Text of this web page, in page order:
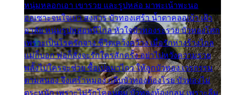
หนุ่มหลอกเอา เขารวย และรูปหล่อ มาพะเน้าพะนอ
ออเซาะจนใจเบา สงสาร บัวทองเศร้า น้ำตาคลอเบ้า เฝ้า
อาลัย หนุ่มรูปหล่อหนีไกล หัวใจบัวทองระรวย บัวทองโศก
เพราะเป็นโรครักจาง ชีวิตเคว้งคว้าง เมื่อรักห่างร้างไกล
แม่ก็บอก พ่อก็สั่งจะรักใครสักครั้ง อย่าไปหวังความรวย
พลั้งไปใครจะช่วย ซื้อเปลมาไกว ให้ลูกบัวทอง เวรกรรม
ตามสนอง จึงเศร้าหมอง กลีบบัวทองต้องโรย บัวทองไม่
ตระหนัก เพราะไม่รักโคลนตม บัวทองท้องกลม เพราะลืม